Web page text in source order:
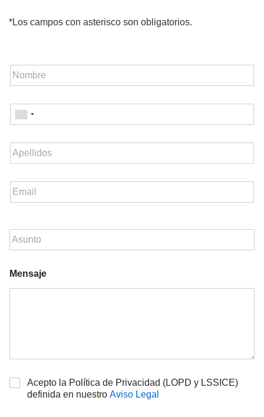
*Los campos con asterisco son obligatorios.
Mensaje
Acepto la Política de Privacidad (LOPD y LSSICE)
definida en nuestro Aviso Legal